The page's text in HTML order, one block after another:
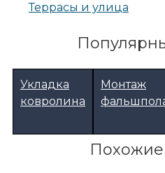
Террасы и улица
Укладка
ковролина
Монтаж
Похожие